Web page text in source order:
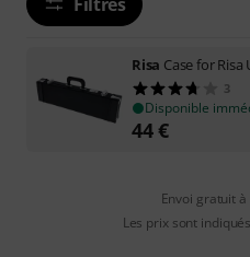
Risa Case for Risa
3
Disponible
44€
Envoi gratuit
Les prix sont